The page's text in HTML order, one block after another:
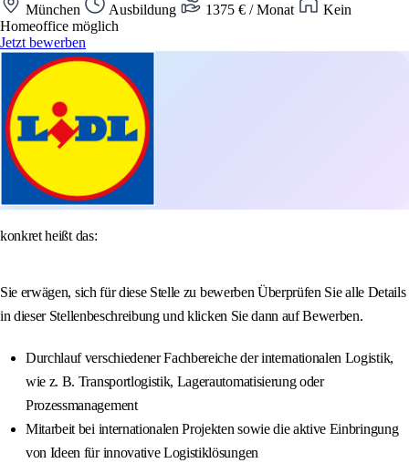
München Ausbildung 1375 € / Monat
Kein
Homeoffice möglich
Jetzt bewerben
konkret heißt das:
Sie erwägen, sich für diese Stelle zu bewerben Überprüfen Sie alle Details
in dieser Stellenbeschreibung und klicken Sie dann auf Bewerben.
Durchlauf verschiedener Fachbereiche der internationalen Logistik,
wie z. B. Transportlogistik, Lagerautomatisierung oder
Prozessmanagement
Mitarbeit bei internationalen Projekten sowie die aktive Einbringung
von Ideen für innovative Logistiklösungen